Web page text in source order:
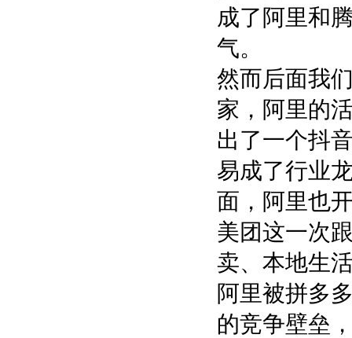
成了阿里和
气。
然而后面我
家，阿里的
出了一个抖
易成了行业
面，阿里也
美团这一次
卖、本地生
阿里被拼多
的竞争壁垒